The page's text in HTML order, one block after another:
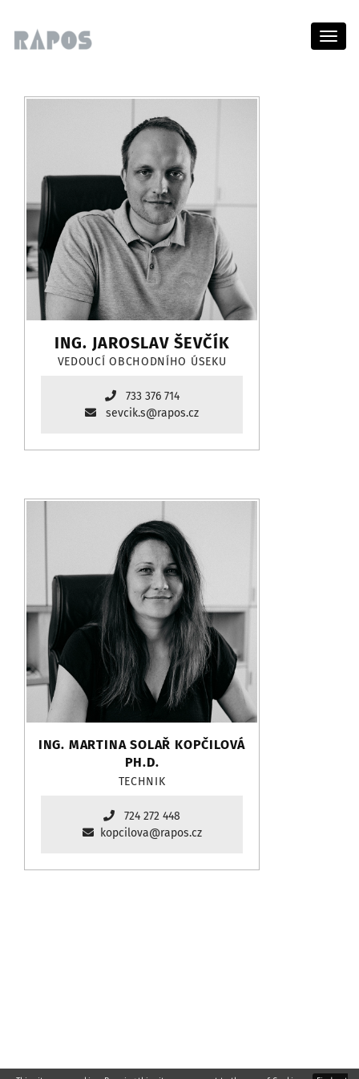
Menu
ING. JAROSLAV ŠEVČÍK
VEDOUCÍ OBCHODNÍHO ÚSEKU
733 376 714
sevcik.s@rapos.cz
ING. MARTINA SOLAŘ KOPČILOVÁ
PH.D.
TECHNIK
724 272 448
kopcilova@rapos.cz